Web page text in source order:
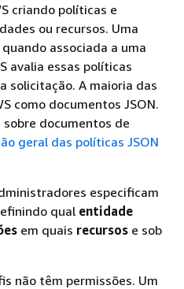
criando políticas e
ou recursos. Uma
associada a uma
avalia essas políticas
solicitação. A maioria das
como documentos JSON.
documentos de
geral das políticas JSON
especificam
qual entidade
em quais recursos e sob
não têm permissões. Um